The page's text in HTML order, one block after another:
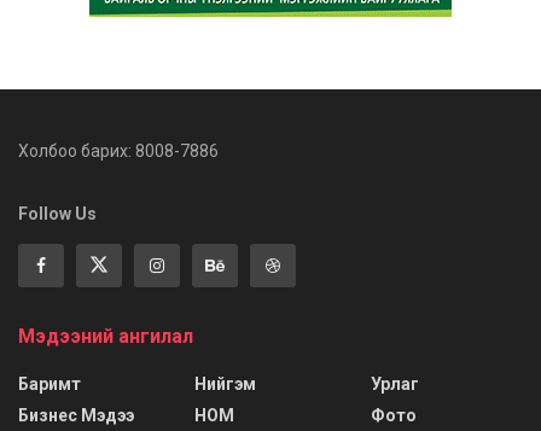
Холбоо барих: 8008-7886
Follow Us
Мэдээний ангилал
Баримт
Бизнес Мэдээ
Нийгэм
НОМ
Урлаг
Фото